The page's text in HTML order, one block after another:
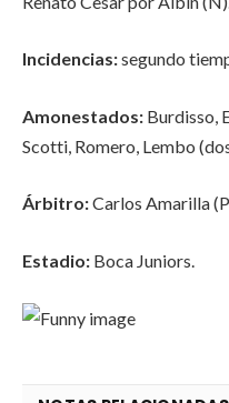
Incidencias:segundo
Amonestados: Burdisso,
Scotti, Romero, Lembo
Árbitro:Carlos Amarilla
Estadio: Boca Juniors.